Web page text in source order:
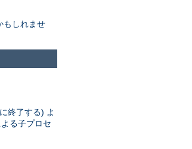
もしれませ
終了する) よ
る子プロセ